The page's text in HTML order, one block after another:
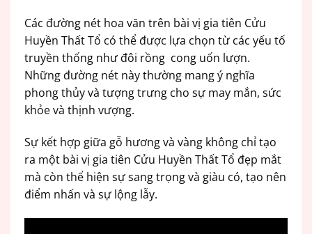
Các đường nét hoa văn trên bài vị gia tiên Cửu
Huyền Thất Tổ có thể được lựa chọn từ các yếu tố
truyền thống như đôi rồng cong uốn lượn.
Những đường nét này thường mang ý nghĩa
phong thủy và tượng trưng cho sự may mắn, sức
khỏe và thịnh vượng.
Sự kết hợp giữa gỗ hương và vàng không chỉ tạo
ra một bài vị gia tiên Cửu Huyền Thất Tổ đẹp mắt
mà còn thể hiện sự sang trọng và giàu có, tạo nên
điểm nhấn và sự lộng lẫy.